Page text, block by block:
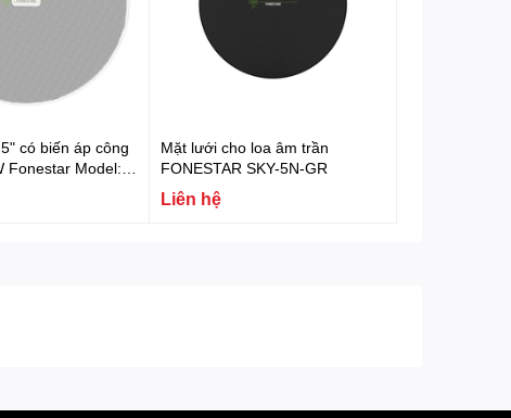
có biến áp công
Fonestar Model:
Mặt lưới cho loa âm trần
FONESTAR SKY-5N-GR
Liên hệ